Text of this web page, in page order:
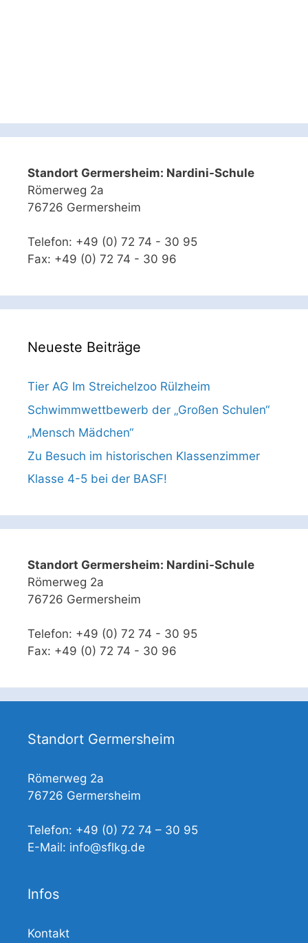
Standort Germersheim: Nardini-Schule
Römerweg 2a
76726 Germersheim
Telefon: +49 (0) 72 74 - 30 95
Fax: +49 (0) 72 74 - 30 96
Neueste Beiträge
Tier AG Im Streichelzoo Rülzheim
Schwimmwettbewerb der „Großen Schulen“
„Mensch Mädchen“
Zu Besuch im historischen Klassenzimmer
Klasse 4-5 bei der BASF!
Standort Germersheim: Nardini-Schule
Römerweg 2a
76726 Germersheim
Telefon: +49 (0) 72 74 - 30 95
Fax: +49 (0) 72 74 - 30 96
Standort Germersheim
Römerweg 2a
76726 Germersheim
Telefon: +49 (0) 72 74 – 30 95
E-Mail: info@sflkg.de
Infos
Kontakt